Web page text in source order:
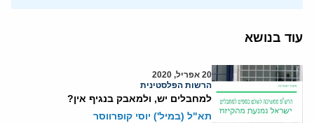
עוד בנושא
20 אפריל, 2020
הרשות הפלסטינית
למחבלים יש, ולמאבק בנגיף אין?
תא"ל (במיל') יוסי קופרווסר